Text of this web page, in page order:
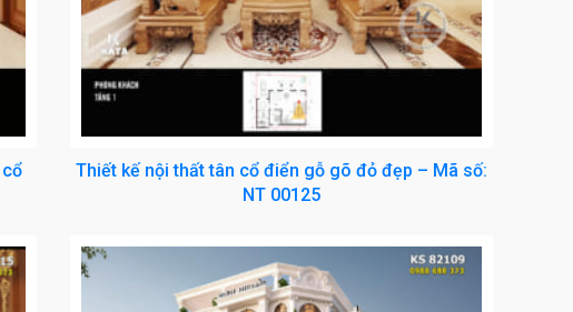
Thiết kế nội thất tân cổ điển gỗ gõ đỏ đẹp – Mã số:
NT 00125